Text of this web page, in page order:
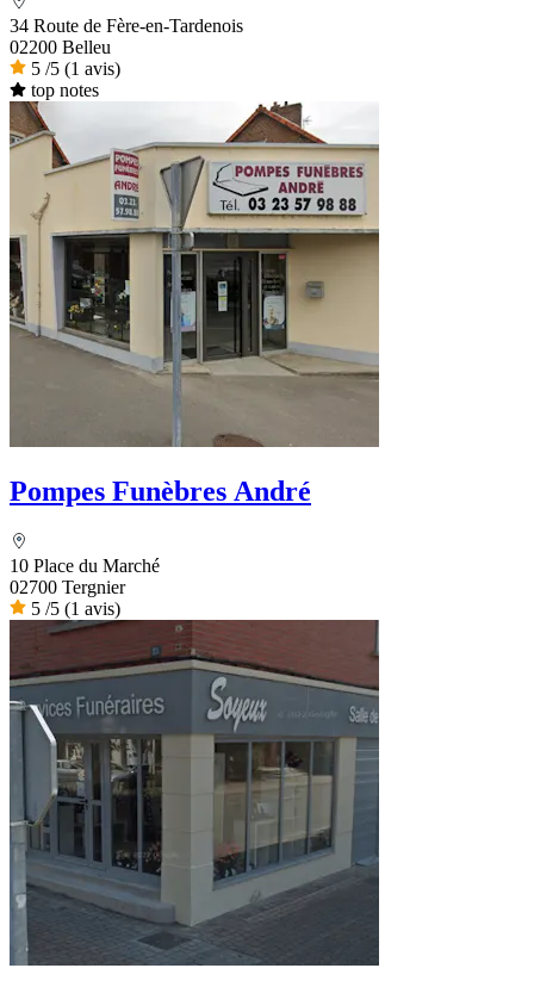
34 Route de Fère-en-Tardenois
02200 Belleu
5 /5 (1 avis)
top notes
Pompes Funèbres André
10 Place du Marché
02700 Tergnier
5 /5 (1 avis)